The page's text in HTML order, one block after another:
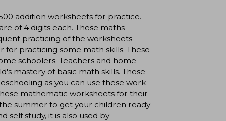
addition worksheets for practice.
of 4 digits each. These maths
practicing of the worksheets
practicing some math skills. These
schoolers. Teachers and home
mastery of basic math skills. These
as you can use these work
mathematic worksheets for their
summer to get your children ready
self study, it is also used by